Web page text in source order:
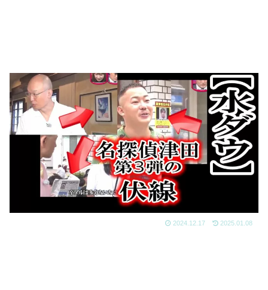
2024.12.17 2025.01.08